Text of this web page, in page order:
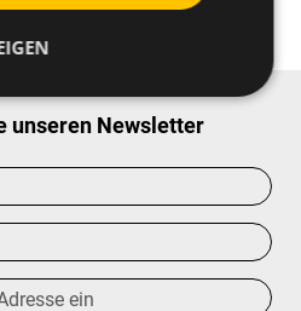
unseren Newsletter